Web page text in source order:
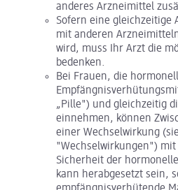
anderes Arzneimittel
Sofern eine gleichzeitige
mit anderen
wird, muss Ihr Arzt die
bedenken.
Bei Frauen, die
„Pille") und gleichzeitig
einnehmen, können
einer Wechselwirkung
"Wechselwirkungen")
Sicherheit der
kann herabgesetzt sein,